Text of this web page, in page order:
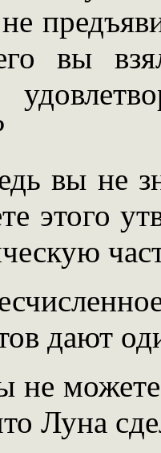
вы
вы не
этого
дают
не можете
Луна